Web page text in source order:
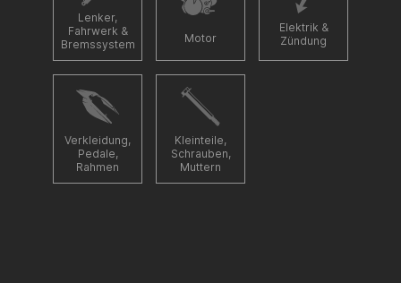
Lenker,
Fahrwerk &
Bremssystem
Motor
Elektrik &
Zündung
Verkleidung,
Pedale,
Rahmen
Kleinteile,
Schrauben,
Muttern